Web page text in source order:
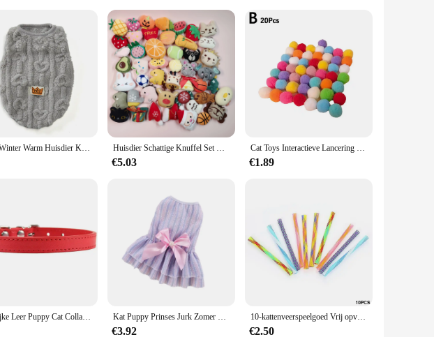
Herfst Winter Warm Huisdier Kat Kleding Zacht Gezellig Fleece Kostuum Voor Kleine Middelgrote Honden Kitten Puppy Vest Jas Pet Pug Sweatshirts Huisdier Schattige Knuffel Set Kat Speelgoed Met Catmint Kitten Kattenkruid Speelgoed Met Geur Kat Mini Kattenkruid Speelgoed Kauwen Tanden Slijpen Dierbenodigdheden
€5.03
Cat Toys Interactieve Lancering Training Speelgoed Voor Pet Kitten Creatieve Mini Shooting Gun Games Stretch Pluche Ball Speelgoed Dierbenodigdheden
€1.89
Kleurrijke Leer Puppy Cat Collar Cute Kitten Ketting Naam Gepersonaliseerde Kraag Voor Katten Honden Dierbenodigdheden Accessoires Harnas Kat Puppy Prinses Jurk Zomer Huisdier Kleding Gestreepte Plaid Jurken Met Boog Voor Katten Kitten Konijn Sphynx Kleding Ropa Para gato
€3.92
10-kattenveerspeelgoed Vrij opvouwbare veervorm Meerkleurig Kat Stuiterend Kittenspeelgoed Interactief speelgoed voor katten Dierbenodigdheden
€2.50